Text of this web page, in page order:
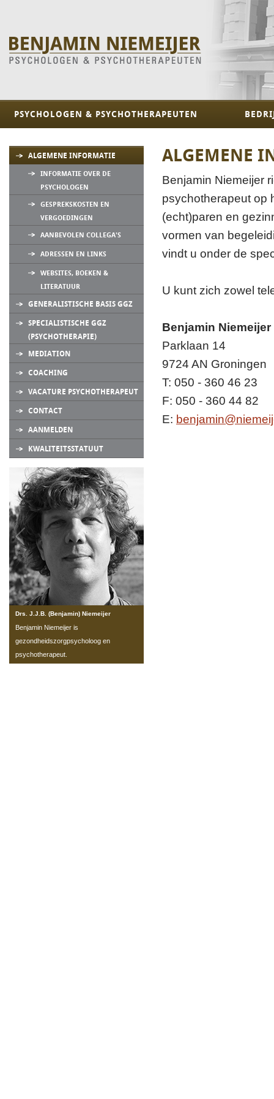
PSYCHOLOGEN & PSYCHOTHERAPEUTEN
ALGEMENE INFORMATIE
INFORMATIE OVER DE
PSYCHOLOGEN
GESPREKSKOSTEN EN
VERGOEDINGEN
AANBEVOLEN COLLEGA'S
ADRESSEN EN LINKS
WEBSITES, BOEKEN &
LITERATUUR
GENERALISTISCHE BASIS GGZ
SPECIALISTISCHE GGZ
(PSYCHOTHERAPIE)
MEDIATION
COACHING
VACATURE PSYCHOTHERAPEUT
CONTACT
AANMELDEN
KWALITEITSSTATUUT
Drs. J.J.B. (Benjamin) Niemeijer
Benjamin Niemeijer is
gezondheidszorgpsycholoog en
psychotherapeut.
ALGEMENE
Benjamin Niemeijer
psychotherapeut op
(echt)paren en
vormen van
vindt u onder de
U kunt zich zowel
Benjamin Niemeijer
Parklaan 14
9724 AN Groningen
T: 050 - 360 46 23
F: 050 - 360 44 82
E: